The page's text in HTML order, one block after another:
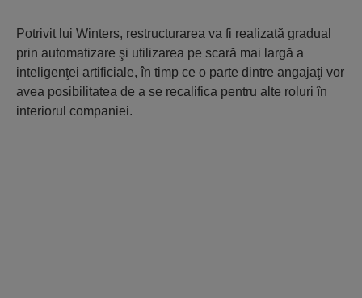
Potrivit lui Winters, restructurarea va fi realizată gradual
prin automatizare şi utilizarea pe scară mai largă a
inteligenţei artificiale, în timp ce o parte dintre angajaţi vor
avea posibilitatea de a se recalifica pentru alte roluri în
interiorul companiei.